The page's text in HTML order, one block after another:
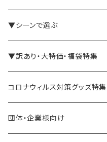
バインダー・メモパッド
手帳・ノート
ペン立て・収納ケース・トレイ
バッグ・かばん
▼シーンで選ぶ
テレワーク・在宅ワーク向け
司会・セミナー講師向け
営業マン向け
▼訳あり・大特価・福袋特集
アウトレット商品
福袋・まとめ買い
コロナウィルス対策グッズ特集
団体・企業様向け